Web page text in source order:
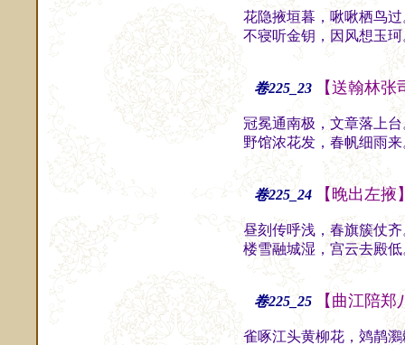
花隐掖垣暮，啾啾栖鸟
不寝听金钥，因风想玉
卷225_23 【送翰林
冠冕通南极，文章落上
野馆浓花发，春帆细雨
卷225_24 【晚出左掖
昼刻传呼浅，春旗簇仗
楼雪融城湿，宫云去殿
卷225_25 【曲江陪
雀啄江头黄柳花，䴔䴖